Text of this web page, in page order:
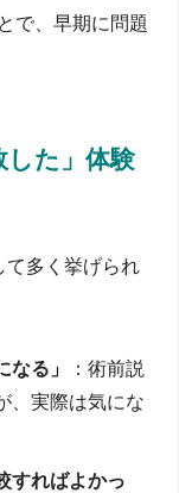
で、早期に問題
した」体験
て多く挙げられ
なる」
：術前説
、実際は気にな
すればよかっ